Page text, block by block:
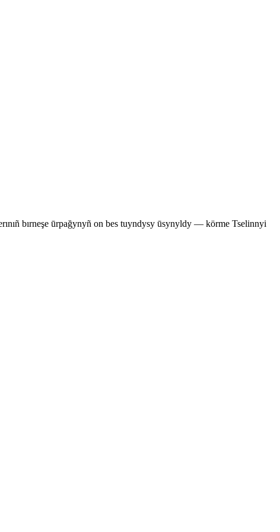
bırneşe ūrpağynyñ on bes tuyndysy ūsynyldy — körme Tselinnyi